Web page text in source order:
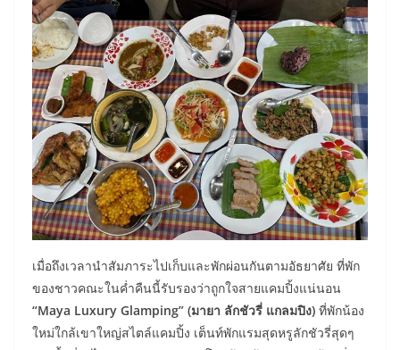
เมื่อถึงเวลานำสัมภาระไปเก็บและพักผ่อนกันตามอัธยาศัย ที่พัก
ของชาวคณะในค่ำคืนนี้รับรองว่าถูกใจสายแคมปิ้งแน่นอน
“Maya Luxury Glamping” (มายา ลักชัวรี่ แกลมปิง) ที่พักน้อง
ใหม่ใกล้เขาใหญ่สไตล์แคมปิ้ง ​เต็นท์พักแรมสุดหรูลักชัวรี่สุดๆ​